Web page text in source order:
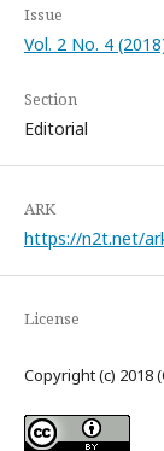
Issue
Vol. 2 No. 4
Section
Editorial
ARK
https://n2t.net/
License
Copyright (c) 2018